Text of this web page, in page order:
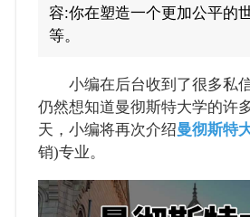
容:你在塑造一个更加公平的
等。
小编在后台收到了很多私
仍然想知道曼彻斯特大学的许
天，小编将再次介绍曼彻斯特
销)专业。